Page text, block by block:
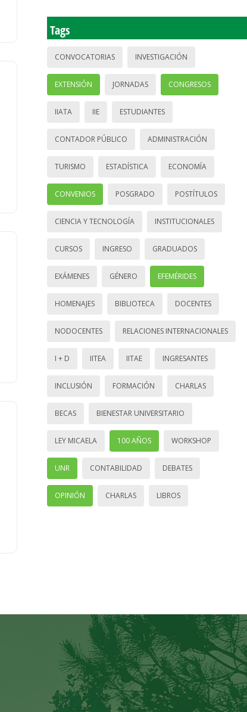
Tags
CONVOCATORIAS INVESTIGACIÓN
EXTENSIÓN JORNADAS CONGRESOS
IIATA IIE ESTUDIANTES
CONTADOR PÚBLICO ADMINISTRACIÓN
TURISMO ESTADÍSTICA ECONOMÍA
CONVENIOS POSGRADO POSTÍTULOS
CIENCIA Y TECNOLOGÍA INSTITUCIONALES
CURSOS INGRESO GRADUADOS
EXÁMENES GÉNERO EFEMÉRIDES
HOMENAJES BIBLIOTECA DOCENTES
NODOCENTES RELACIONES INTERNACIONALES
I + D IITEA IITAE INGRESANTES
INCLUSIÓN FORMACIÓN CHARLAS
BECAS BIENESTAR UNIVERSITARIO
LEY MICAELA 100 AÑOS WORKSHOP
UNR CONTABILIDAD DEBATES
OPINIÓN CHARLAS LIBROS